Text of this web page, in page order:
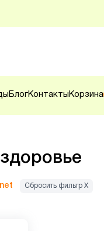
БлогКонтакты Корзина
Сбросить фильтр Х